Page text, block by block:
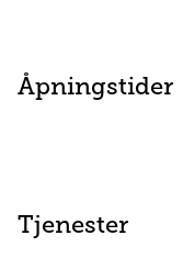
Åpningstider
Tjenester